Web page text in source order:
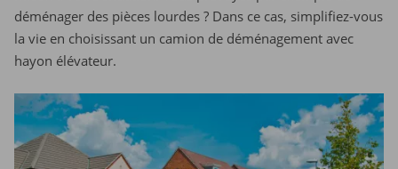
déménager des pièces lourdes ? Dans ce cas, simplifiez-vous
la vie en choisissant un camion de déménagement avec
hayon élévateur.